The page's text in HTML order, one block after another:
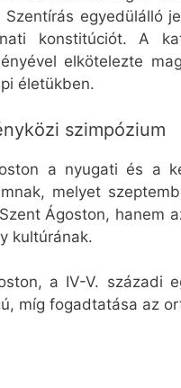
Szentírás egyedülálló
konstitúciót. A
elkötelezte
életükben.
szimpózium
a nyugati és a
melyet
Ágoston, hanem
kultúrának.
a IV-V. századi
míg fogadtatása az